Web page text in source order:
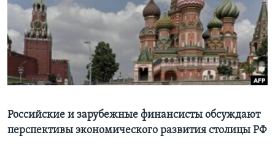
Learning English
СОЦИАЛЬНЫЕ СЕТИ
Языки
Российские и зарубежные финансисты обсуждают
перспективы экономического развития столицы РФ